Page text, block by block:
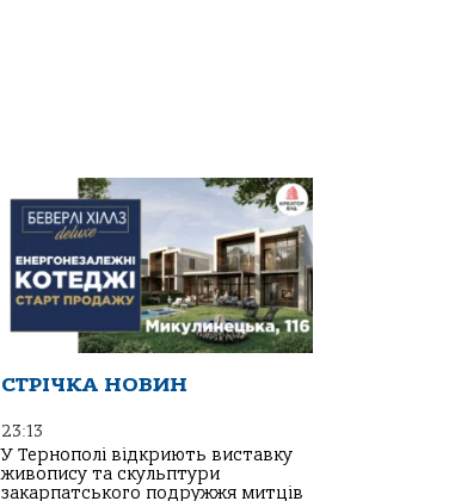
СТРІЧКА НОВИН
23:13
У Тернополі відкриють виставку
живопису та скульптури
закарпатського подружжя митців